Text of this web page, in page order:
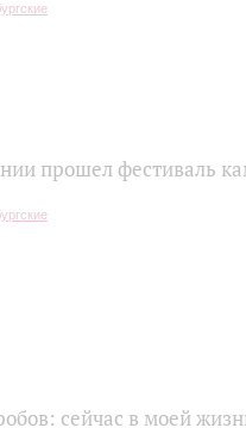
прошел фестиваль
сейчас в моей